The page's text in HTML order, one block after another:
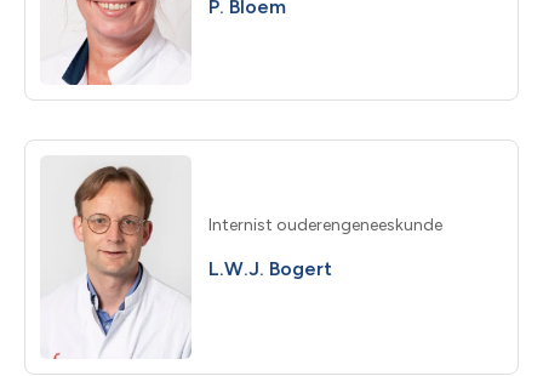
P. Bloem
L.W.J. Bogert
Internist ouderengeneeskunde